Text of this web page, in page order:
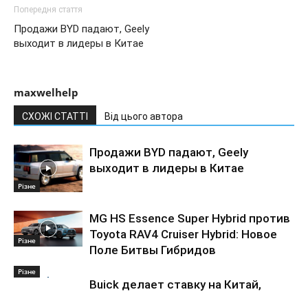
Попередня стаття
Продажи BYD падают, Geely
выходит в лидеры в Китае
maxwelhelp
СХОЖІ СТАТТІ Від цього автора
Різне
Продажи BYD падают, Geely
выходит в лидеры в Китае
Різне
MG HS Essence Super Hybrid против
Toyota RAV4 Cruiser Hybrid: Новое
Поле Битвы Гибридов
Різне
Buick делает ставку на Китай,